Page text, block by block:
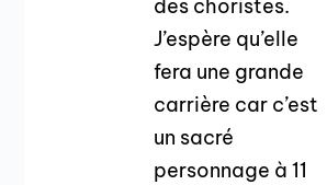
des choristes.
J’espère qu’elle
fera une grande
carrière car c’est
un sacré
personnage à 11